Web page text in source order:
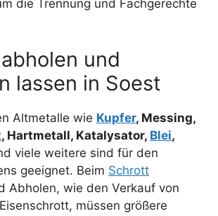
die Trennung und Fachgerechte
und
lassen in Soest
Altmetalle wie Kupfer, Messing,
, Hartmetall, Katalysator, Blei,
viele weitere sind für den
geeignet. Beim Schrott
Abholen, wie den Verkauf von
müssen größere